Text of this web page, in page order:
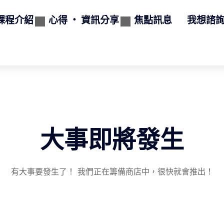
程介紹 心得 ‧ 資訊分享 焦點訊息 我想諮
大事即將發生
有大事要發生了！ 我們正在籌備商店中，很快就會推出！